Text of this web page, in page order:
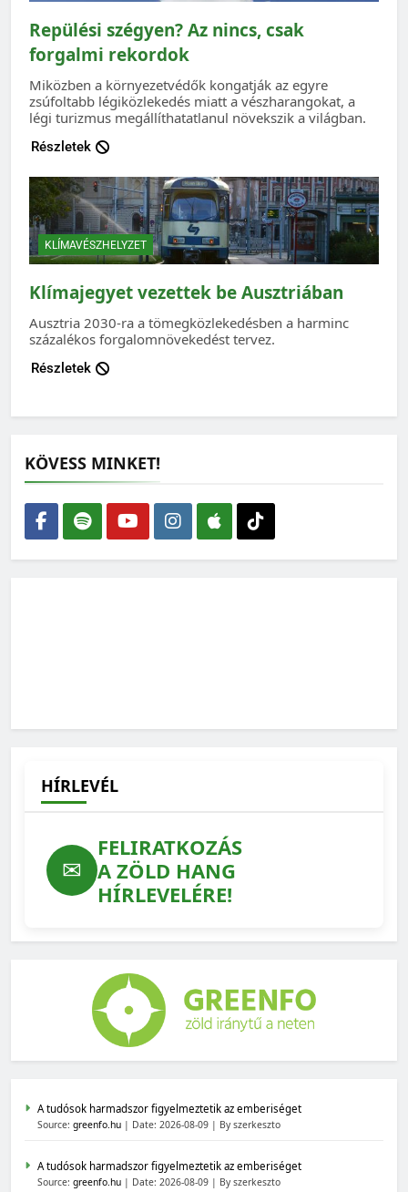
Repülési szégyen? Az nincs, csak
forgalmi rekordok
Miközben a környezetvédők kongatják az egyre
zsúfoltabb légiközlekedés miatt a vészharangokat, a
légi turizmus megállíthatatlanul növekszik a világban.
Részletek
KLÍMAVÉSZHELYZET
Klímajegyet vezettek be Ausztriában
Ausztria 2030-ra a tömegközlekedésben a harminc
százalékos forgalomnövekedést tervez.
Részletek
KÖVESS MINKET!
HÍRLEVÉL
✉
FELIRATKOZÁS
A ZÖLD HANG
HÍRLEVELÉRE!
A tudósok harmadszor figyelmeztetik az emberiséget
Source: greenfo.hu Date: 2026-08-09 By szerkeszto
A tudósok harmadszor figyelmeztetik az emberiséget
Source: greenfo.hu Date: 2026-08-09 By szerkeszto